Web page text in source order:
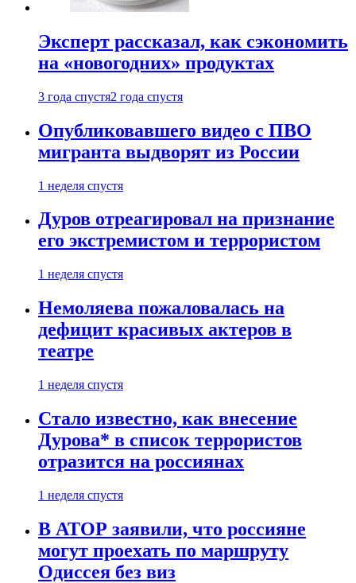
Эксперт рассказал, как сэкономить
на «новогодних» продуктах
3 года спустя2 года спустя
Опубликовавшего видео с ПВО
мигранта выдворят из России
1 неделя спустя
Дуров отреагировал на признание
его экстремистом и террористом
1 неделя спустя
Немоляева пожаловалась на
дефицит красивых актеров в
театре
1 неделя спустя
Стало известно, как внесение
Дурова* в список террористов
отразится на россиянах
1 неделя спустя
В АТОР заявили, что россияне
могут проехать по маршруту
Одиссея без виз